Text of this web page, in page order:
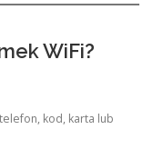
WiFi?
kod, karta lub